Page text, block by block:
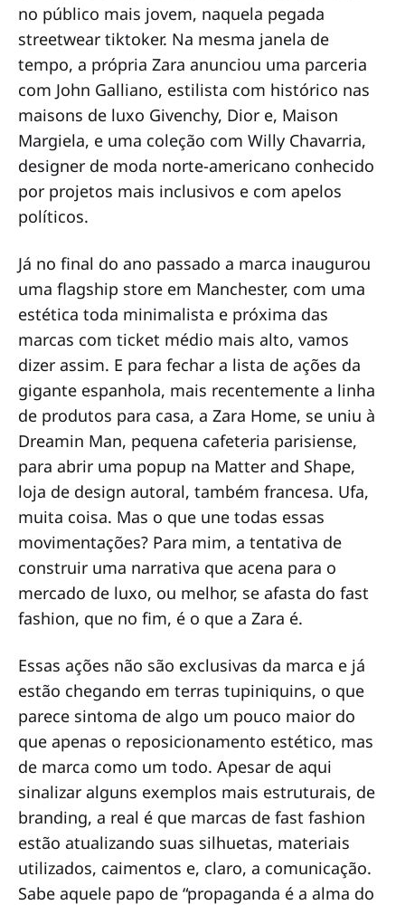
no público mais jovem, naquela pegada
streetwear tiktoker. Na mesma janela de
tempo, a própria Zara anunciou uma parceria
com John Galliano, estilista com histórico nas
maisons de luxo Givenchy, Dior e, Maison
Margiela, e uma coleção com Willy Chavarria,
designer de moda norte-americano conhecido
por projetos mais inclusivos e com apelos
políticos.
Já no final do ano passado a marca inaugurou
uma flagship store em Manchester, com uma
estética toda minimalista e próxima das
marcas com ticket médio mais alto, vamos
dizer assim. E para fechar a lista de ações da
gigante espanhola, mais recentemente a linha
de produtos para casa, a Zara Home, se uniu à
Dreamin Man, pequena cafeteria parisiense,
para abrir uma popup na Matter and Shape,
loja de design autoral, também francesa. Ufa,
muita coisa. Mas o que une todas essas
movimentações? Para mim, a tentativa de
construir uma narrativa que acena para o
mercado de luxo, ou melhor, se afasta do fast
fashion, que no fim, é o que a Zara é.
Essas ações não são exclusivas da marca e já
estão chegando em terras tupiniquins, o que
parece sintoma de algo um pouco maior do
que apenas o reposicionamento estético, mas
de marca como um todo. Apesar de aqui
sinalizar alguns exemplos mais estruturais, de
branding, a real é que marcas de fast fashion
estão atualizando suas silhuetas, materiais
utilizados, caimentos e, claro, a comunicação.
Sabe aquele papo de “propaganda é a alma do